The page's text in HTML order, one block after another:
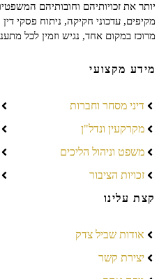
יותר את זכויותיהם וחובותיהם
מקיפים, עדכוני חקיקה, ניתוח פסקי
מרוכז במקום אחד, נגיש וזמין לכל
מידע מקצועי
דיני מסחר וחברות
מקרקעין ונדל"ן
משפט וניהול הליכים
זכויות הציבור
קצת עלינו
אודות שביל צדק
יצירת קשר